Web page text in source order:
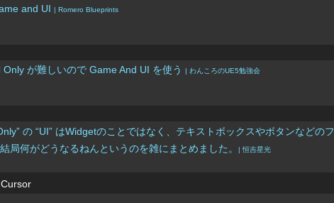
and UI | Romero Blueprints
が難しいので Game And UI を使う | わんころのUE5勉強会
の “UI” はWidgetのことではなく、テキストボックスやボタンなど
局何がどうなるねんというのを雑にまとめました。 | 恒吉星光